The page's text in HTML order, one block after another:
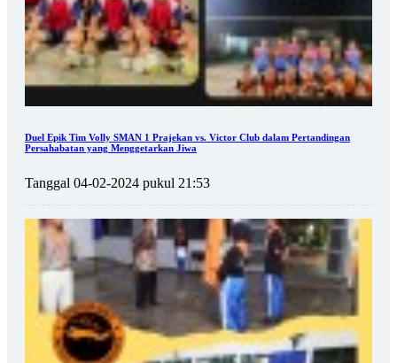
Duel Epik Tim Volly SMAN 1 Prajekan vs. Victor Club dalam Pertandingan
Persahabatan yang Menggetarkan Jiwa
Tanggal 04-02-2024 pukul 21:53